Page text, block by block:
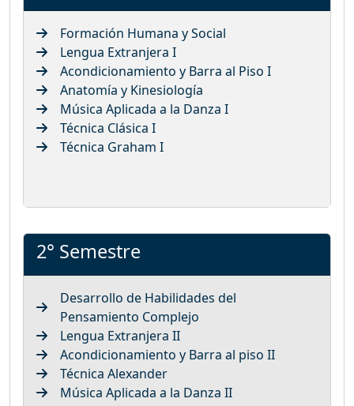
Formación Humana y Social
Lengua Extranjera I
Acondicionamiento y Barra al Piso I
Anatomía y Kinesiología
Música Aplicada a la Danza I
Técnica Clásica I
Técnica Graham I
2° Semestre
Desarrollo de Habilidades del
Pensamiento Complejo
Lengua Extranjera II
Acondicionamiento y Barra al piso II
Técnica Alexander
Música Aplicada a la Danza II